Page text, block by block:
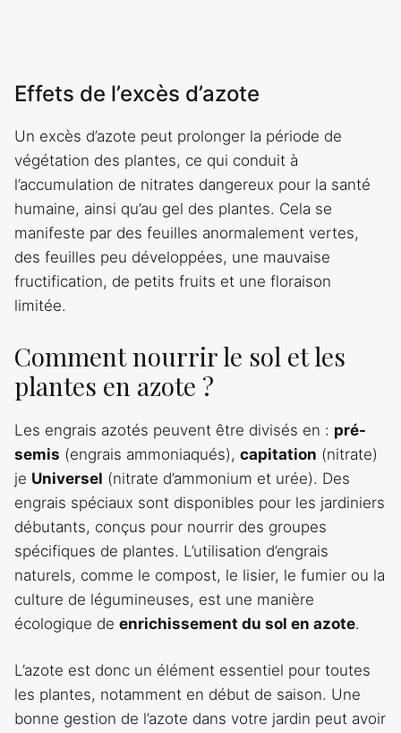
Effets de l’excès d’azote
Un excès d’azote peut prolonger la période de
végétation des plantes, ce qui conduit à
l’accumulation de nitrates dangereux pour la santé
humaine, ainsi qu’au gel des plantes. Cela se
manifeste par des feuilles anormalement vertes,
des feuilles peu développées, une mauvaise
fructification, de petits fruits et une floraison
limitée.
Comment nourrir le sol et les
plantes en azote ?
Les engrais azotés peuvent être divisés en : pré-
semis (engrais ammoniaqués), capitation (nitrate)
je Universel (nitrate d’ammonium et urée). Des
engrais spéciaux sont disponibles pour les jardiniers
débutants, conçus pour nourrir des groupes
spécifiques de plantes. L’utilisation d’engrais
naturels, comme le compost, le lisier, le fumier ou la
culture de légumineuses, est une manière
écologique de enrichissement du sol en azote.
L’azote est donc un élément essentiel pour toutes
les plantes, notamment en début de saison. Une
bonne gestion de l’azote dans votre jardin peut avoir